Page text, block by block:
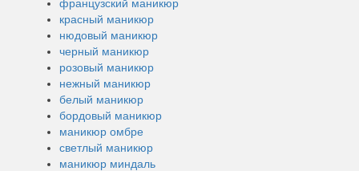
французский маникюр
красный маникюр
нюдовый маникюр
черный маникюр
розовый маникюр
нежный маникюр
белый маникюр
бордовый маникюр
маникюр омбре
светлый маникюр
маникюр миндаль